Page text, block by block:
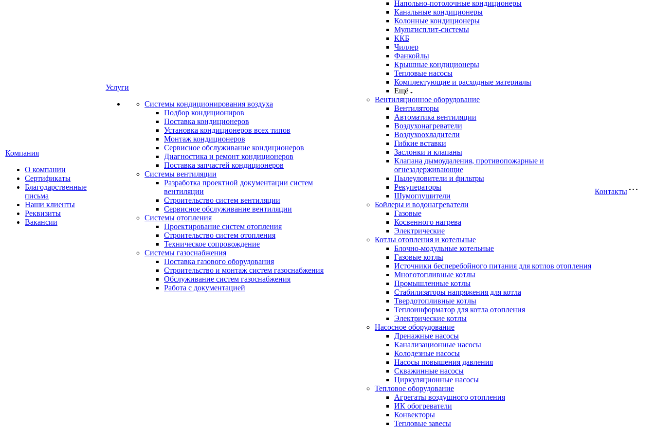
Компания
О компании
Сертификаты
Благодарственные
письма
Наши клиенты
Реквизиты
Вакансии
Услуги
Системы кондиционирования воздуха
Подбор кондициониров
Поставка кондиционеров
Установка кондиционеров всех типов
Монтаж кондиционеров
Сервисное обслуживание кондиционеров
Диагностика и ремонт кондиционеров
Поставка запчастей кондиционеров
Системы вентиляции
Разработка проектной документации систем
вентиляции
Строительство систем вентиляции
Сервисное обслуживание вентиляции
Системы отопления
Проектирование систем отопления
Строительство систем отопления
Техническое сопровождение
Системы газоснабжения
Поставка газового оборудования
Строительство и монтаж систем газоснабжения
Обслуживание систем газоснабжения
Работа с документацией
Напольно-потолочные кондиционеры
Канальные кондиционеры
Колонные кондиционеры
Мультисплит-системы
ККБ
Чиллер
Фанкойлы
Крышные кондиционеры
Тепловые насосы
Комплектующие и расходные материалы
Ещё
Вентиляционное оборудование
Вентиляторы
Автоматика вентиляции
Воздухонагреватели
Воздухоохладители
Гибкие вставки
Заслонки и клапаны
Клапана дымоудаления, противопожарные и
огнезадерживающие
Пылеуловители и фильтры
Рекуператоры
Шумоглушители
Бойлеры и водонагреватели
Газовые
Косвенного нагрева
Электрические
Котлы отопления и котельные
Блочно-модульные котельные
Газовые котлы
Источники бесперебойного питания для котлов отопления
Многотопливные котлы
Промышленные котлы
Стабилизаторы напряжения для котла
Твердотопливные котлы
Теплоинформатор для котла отопления
Электрические котлы
Насосное оборудование
Дренажные насосы
Канализационные насосы
Колодезные насосы
Насосы повышения давления
Скважинные насосы
Циркуляционные насосы
Тепловое оборудование
Агрегаты воздушного отопления
ИК обогреватели
Конвекторы
Тепловые завесы
Контакты